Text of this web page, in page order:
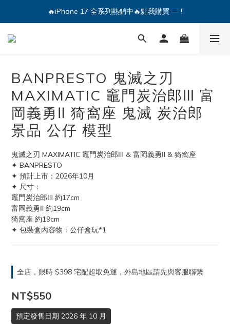
🔥iPhone 17 全系列熱銷中🔥點我購買 — !
🔥iPhone 17 全系列熱銷中🔥點我購買 — !
💕加入Q哥 Line 新好友領優惠券！🎫
BANPRESTO 鬼滅之刃
MAXIMATIC 竈門炭治郎Ⅲ 富
岡義勇Ⅱ 猗窩座 鬼滅 炭治郎
景品 公仔 模型
鬼滅之刃 MAXIMATIC 竈門炭治郎Ⅲ & 富岡義勇Ⅱ & 猗窩座
✦ BANPRESTO
✦ 預計上市：2026年10月
✦ 尺寸：
竈門炭治郎Ⅲ 約17cm
富岡義勇Ⅱ 約19cm
猗窩座 約19cm
✦ 包裝盒內容物：公仔盒玩*1
全店，限時 $398 宅配超取免運，外島地區請先與客服聯繫
NT$550
預定發售日期 2026 年 10 月